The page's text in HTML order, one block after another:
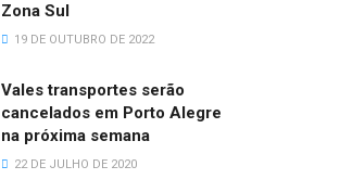
Zona Sul
19 DE OUTUBRO DE 2022
Vales transportes serão
cancelados em Porto Alegre
na próxima semana
22 DE JULHO DE 2020